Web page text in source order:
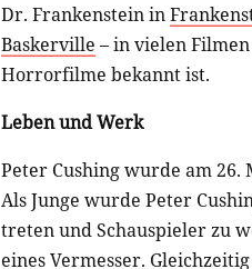
Dr. Frankenstein in
Baskerville – in vielen
Horrorfilme bekannt ist.
Leben und Werk
Peter Cushing wurde am 26.
Als Junge wurde Peter
treten und Schauspieler zu
eines Vermesser.